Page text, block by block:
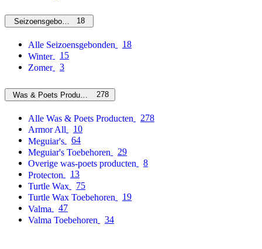
Seizoensgebonden18
Alle Seizoensgebonden
18
Winter
15
Zomer
3
Was & Poets Producten 278
Alle Was & Poets Producten
278
Armor All
10
Meguiar's
64
Meguiar's Toebehoren
29
Overige was-poets producten
8
Protecton
13
Turtle Wax
75
Turtle Wax Toebehoren
19
Valma
47
Valma Toebehoren
34